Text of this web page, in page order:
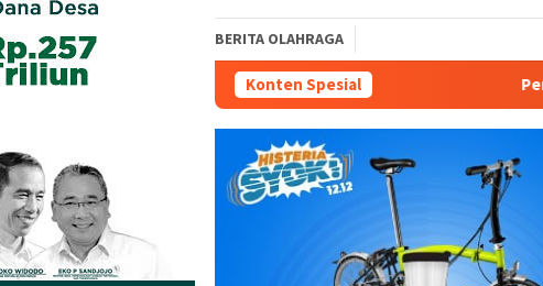
BERITA OLAHRAGA
Konten SpesialPertamina Patra Niaga